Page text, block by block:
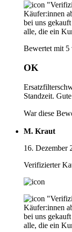
Käufer:innen
bei uns
alle, die ein
Bewertet mit 5
OK
Standzeit.
War diese
M. Kraut
16. Dezember
Verifizierter
Käufer:innen
bei uns
alle, die ein